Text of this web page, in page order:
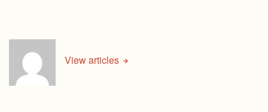
View articles